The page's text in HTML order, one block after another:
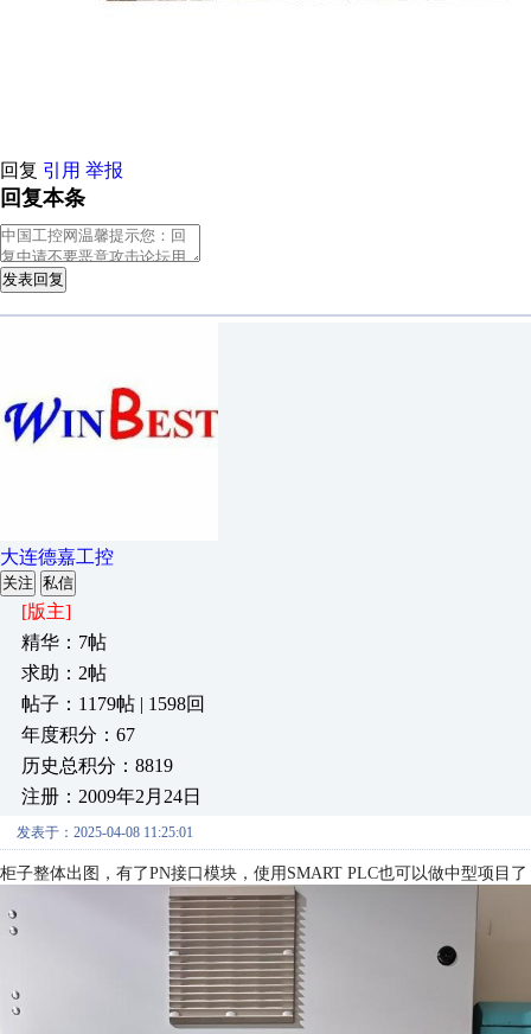
回复 引用 举报
回复本条
发表回复
大连德嘉工控
关注 私信
[版主]
精华：7帖
求助：2帖
帖子：1179帖 | 1598回
年度积分：67
历史总积分：8819
注册：2009年2月24日
发表于：2025-04-08 11:25:01
柜子整体出图，有了PN接口模块，使用SMART PLC也可以做中型项目了